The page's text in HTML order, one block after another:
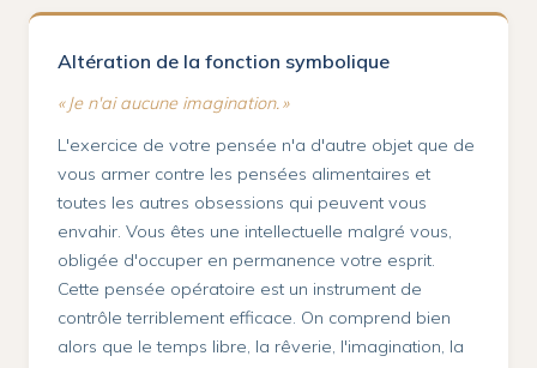
Altération de la fonction symbolique
« Je n'ai aucune imagination. »
L'exercice de votre pensée n'a d'autre objet que de
vous armer contre les pensées alimentaires et
toutes les autres obsessions qui peuvent vous
envahir. Vous êtes une intellectuelle malgré vous,
obligée d'occuper en permanence votre esprit.
Cette pensée opératoire est un instrument de
contrôle terriblement efficace. On comprend bien
alors que le temps libre, la rêverie, l'imagination, la